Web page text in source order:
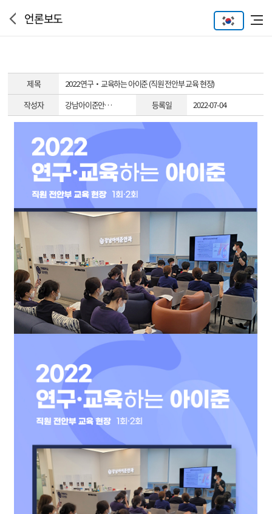
언론보도
제 목
2022 연구·교육하는 아이준 (직원 전안부 교육 현장)
작성자
강남아이준안… 등록일 2022-07-04